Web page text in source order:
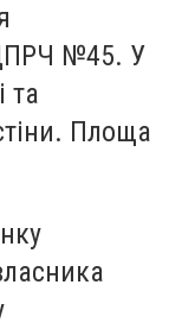
№45. У
та
Площа